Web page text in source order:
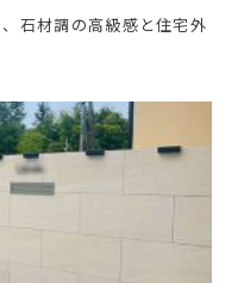
石材調の高級感と住宅外